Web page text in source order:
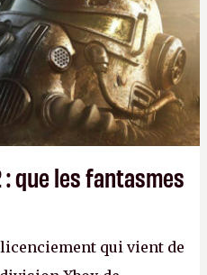
que les fantasmes
qui vient de